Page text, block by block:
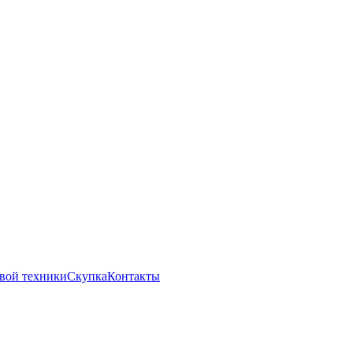
техникиСкупкаКонтакты